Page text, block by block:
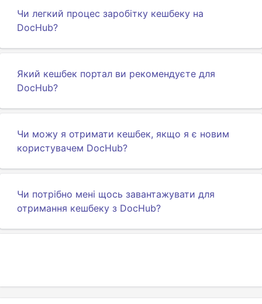
Чи легкий процес заробітку кешбеку на
DocHub?
Який кешбек портал ви рекомендуєте для
DocHub?
Чи можу я отримати кешбек, якщо я є новим
користувачем DocHub?
Чи потрібно мені щось завантажувати для
отримання кешбеку з DocHub?